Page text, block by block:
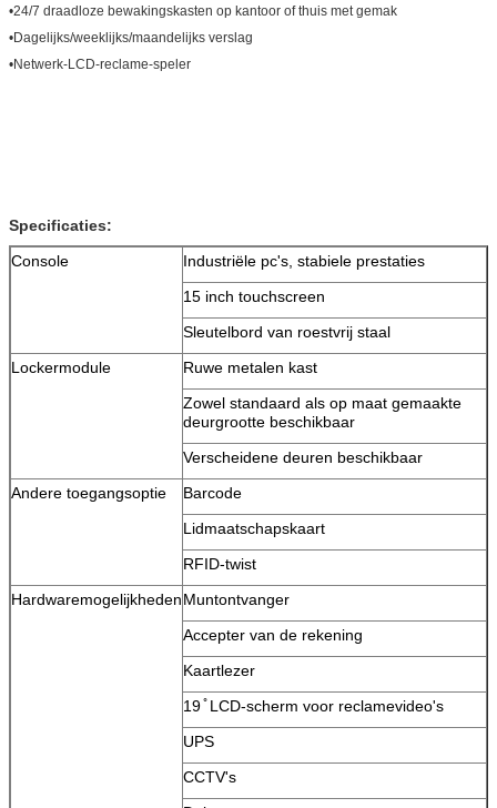
Laat een bericht achter
We bellen je snel terug!
VERZENDEN
•24/7 draadloze bewakingskasten op kantoor of thuis met gemak
•Dagelijks/weeklijks/maandelijks verslag
•Netwerk-LCD-reclame-speler
Specificaties:
Console
Industriële pc's, stabiele prestaties
15 inch touchscreen
Sleutelbord van roestvrij staal
Lockermodule
Ruwe metalen kast
Zowel standaard als op maat gemaakte
deurgrootte beschikbaar
Verscheidene deuren beschikbaar
Andere toegangsoptie
Barcode
Lidmaatschapskaart
RFID-twist
HardwaremogelijkhedenMuntontvanger
Accepter van de rekening
Kaartlezer
19 ̊ LCD-scherm voor reclamevideo's
UPS
CCTV's